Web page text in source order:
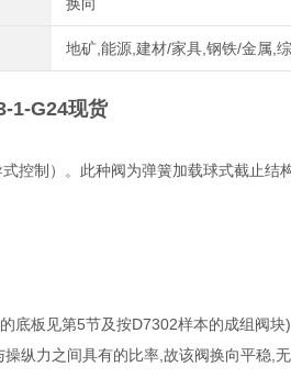
地矿,能源,建材/家具,钢铁/金属,
1-G24现货
控制）。此种阀为弹簧加载球式截止结
底板见第5节及按D7302样本的成组阀块)
纵力之间具有的比率,故该阀换向平稳,